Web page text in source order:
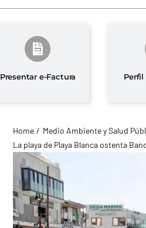
Presentar e-Factura Perfil
Home Medio Ambiente y Salud
La playa de Playa Blanca ostenta